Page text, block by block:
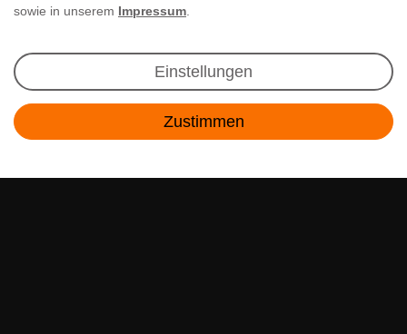
sowie in unserem Impressum
Einstellungen
Zustimmen
Newsletter Anmeldung
Angebote & Rabatte per E-Mail erhalten - Geld
sparen war noch nie so einfach!